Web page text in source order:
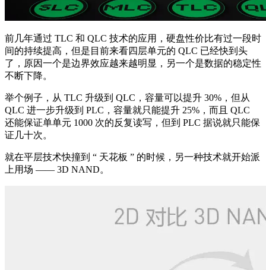
前几年通过 TLC 和 QLC 技术的应用，硬盘性价比有过一段时
间的持续提高，但是目前来看四层单元的 QLC 已经快到头
了，原因一个是边界效应越来越明显，另一个是数据的稳定性
不断下降。
举个例子，从 TLC 升级到 QLC，容量可以提升 30%，但从
QLC 进一步升级到 PLC，容量就只能提升 25%，而且 QLC
还能保证单单元 1000 次的反复读写，但到 PLC 据说就只能保
证几十次。
就在平层技术快撞到 “ 天花板 ” 的时候，另一种技术就开始派
上用场 —— 3D NAND。